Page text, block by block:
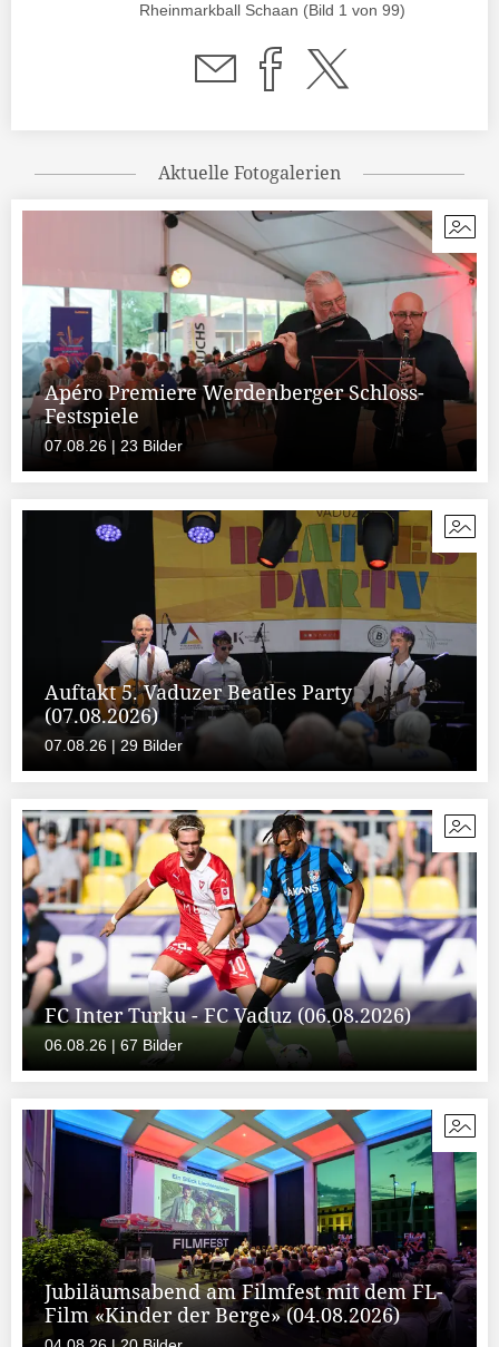
Rheinmarkball Schaan (Bild 1 von 99)
Aktuelle Fotogalerien
Apéro Premiere Werdenberger Schloss-
Festspiele
07.08.26 | 23 Bilder
Auftakt 5. Vaduzer Beatles Party
(07.08.2026)
07.08.26 | 29 Bilder
FC Inter Turku - FC Vaduz (06.08.2026)
06.08.26 | 67 Bilder
Jubiläumsabend am Filmfest mit dem FL-
Film «Kinder der Berge» (04.08.2026)